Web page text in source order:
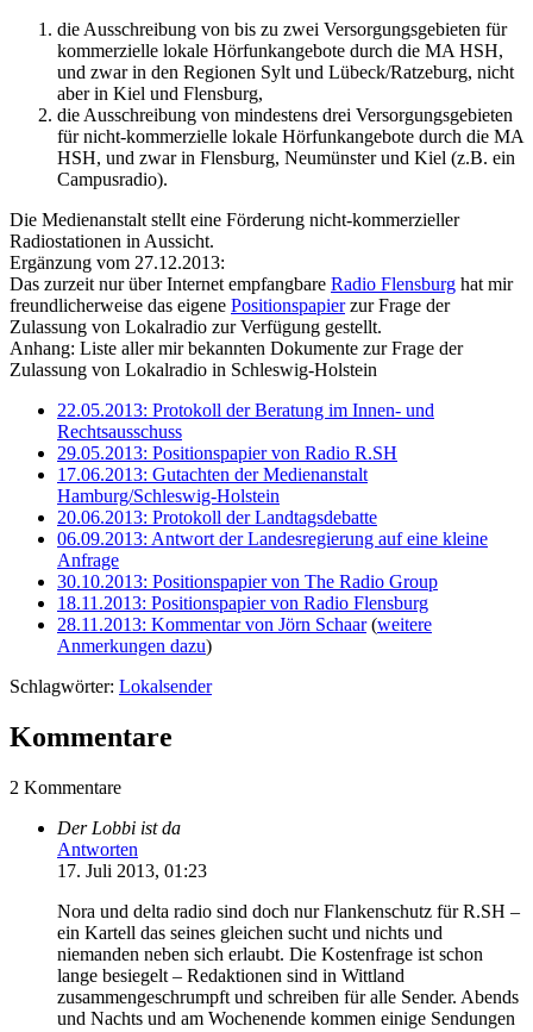
die Ausschreibung von bis zu zwei Versorgungsgebieten für
kommerzielle lokale Hörfunkangebote durch die MA HSH,
und zwar in den Regionen Sylt und Lübeck/Ratzeburg, nicht
aber in Kiel und Flensburg,
die Ausschreibung von mindestens drei Versorgungsgebieten
für nicht-kommerzielle lokale Hörfunkangebote durch die MA
HSH, und zwar in Flensburg, Neumünster und Kiel (z.B. ein
Campusradio).
Die Medienanstalt stellt eine Förderung nicht-kommerzieller
Radiostationen in Aussicht.
Ergänzung vom 27.12.2013:
Das zurzeit nur über Internet empfangbare Radio Flensburg hat mir
freundlicherweise das eigene Positionspapierzur Frage der
Zulassung von Lokalradio zur Verfügung gestellt.
Anhang: Liste aller mir bekannten Dokumente zur Frage der
Zulassung von Lokalradio in Schleswig-Holstein
22.05.2013: Protokoll der Beratung im Innen- und
Rechtsausschuss
29.05.2013: Positionspapier von Radio R.SH
17.06.2013: Gutachten der Medienanstalt
Hamburg/Schleswig-Holstein
20.06.2013: Protokoll der Landtagsdebatte
06.09.2013: Antwort der Landesregierung auf eine kleine
Anfrage
30.10.2013: Positionspapier von The Radio Group
18.11.2013: Positionspapier von Radio Flensburg
28.11.2013: Kommentar von Jörn Schaar(weitere
Anmerkungen dazu)
Schlagwörter: Lokalsender
Kommentare
2 Kommentare
Der Lobbi ist da
Antworten
17. Juli 2013, 01:23
Nora und delta radio sind doch nur Flankenschutz für R.SH –
ein Kartell das seines gleichen sucht und nichts und
niemanden neben sich erlaubt. Die Kostenfrage ist schon
lange besiegelt – Redaktionen sind in Wittland
zusammengeschrumpft und schreiben für alle Sender. Abends
und Nachts und am Wochenende kommen einige Sendungen